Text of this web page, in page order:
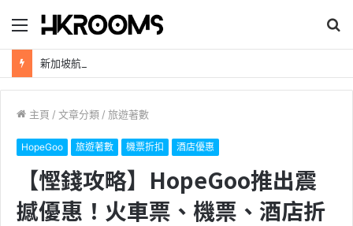
目
錄
尋
主頁 / 文章分類 / 旅遊著數
HopeGoo 旅遊著數 機票折扣 酒店優惠
【慳錢攻略】HopeGoo推出震
撼優惠！火車票、機票、酒店折